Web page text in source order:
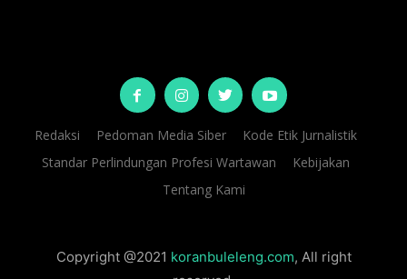
Redaksi Pedoman Media Siber
Kode Etik Jurnalistik
Standar Perlindungan Profesi Wartawan
Kebijakan
Tentang Kami
Copyright @2021 koranbuleleng.com, All right